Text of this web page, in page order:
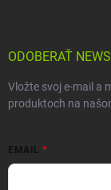
ODOBERAŤ
Vložte svoj e-mail a
produktoch na
EMAIL